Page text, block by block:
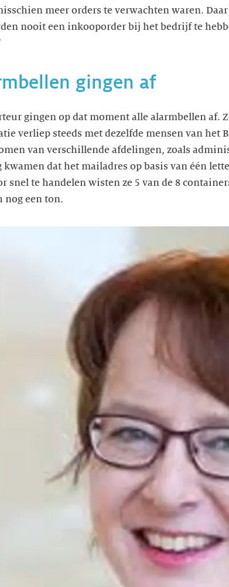
meer orders te verwachten waren.
nooit een inkooporder bij het bedrijf te
gingen af
gingen op dat moment alle alarmbellen af.
verliep steeds met dezelfde mensen van het
van verschillende afdelingen, zoals
dat het mailadres op basis van één
snel te handelen wisten ze 5 van de 8
nog een ton.